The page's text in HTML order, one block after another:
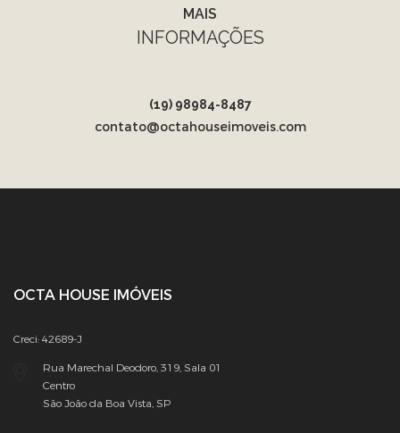
MAIS
INFORMAÇÕES
(19) 98984-8487
contato@octahouseimoveis.com
OCTA HOUSE IMÓVEIS
Creci: 42689-J
Rua Marechal Deodoro, 319, Sala 01
Centro
São João da Boa Vista, SP